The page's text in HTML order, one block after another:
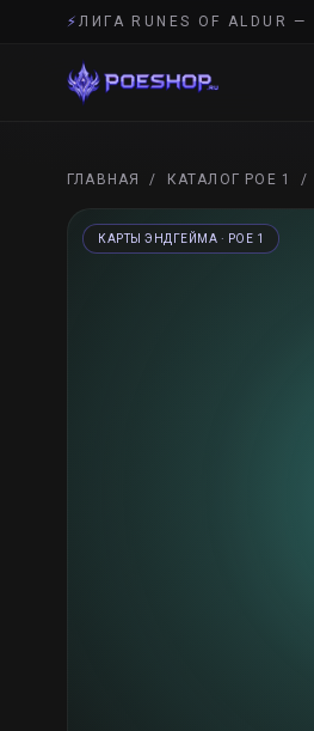
⚡ЛИГА RUNES OF
ГЛАВНАЯ / КАТАЛОГ POE 1 /
КАРТЫ ЭНДГЕЙМА · POE 1